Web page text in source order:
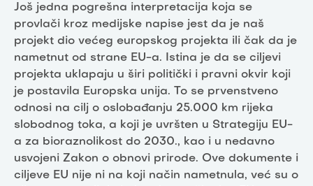
Još jedna pogrešna interpretacija koja se
provlači kroz medijske napise jest da je naš
projekt dio većeg europskog projekta ili čak da je
nametnut od strane EU-a. Istina je da se ciljevi
projekta uklapaju u širi politički i pravni okvir koji
je postavila Europska unija. To se prvenstveno
odnosi na cilj o oslobađanju 25.000 km rijeka
slobodnog toka, a koji je uvršten u Strategiju EU-
a za bioraznolikost do 2030., kao i u nedavno
usvojeni Zakon o obnovi prirode. Ove dokumente i
ciljeve EU nije ni na koji način nametnula, već su o